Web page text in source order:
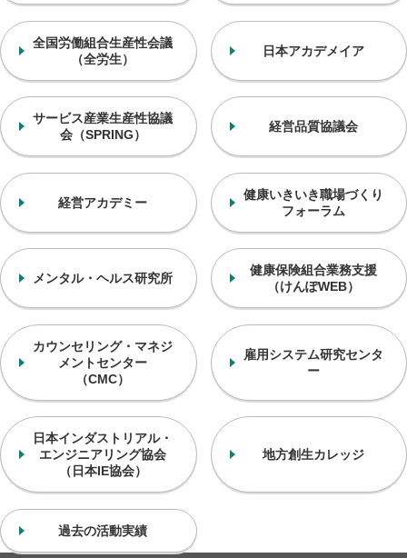
全国労働組合生産性会議
（全労生）
日本アカデメイア
サービス産業生産性協議
会（SPRING）
経営品質協議会
経営アカデミー
健康いきいき職場づくり
フォーラム
メンタル・ヘルス研究所
健康保険組合業務支援
（けんぽWEB）
カウンセリング・マネジ
メントセンター
（CMC）
雇用システム研究センタ
ー
日本インダストリアル・
エンジニアリング協会
（日本IE協会）
地方創生カレッジ
過去の活動実績